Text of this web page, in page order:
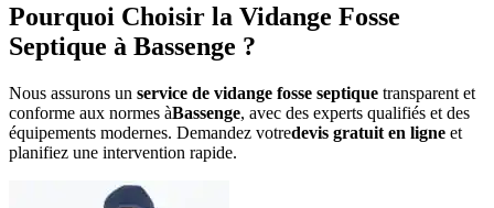
Pourquoi Choisir la Vidange Fosse
Septique à Bassenge ?
Nous assurons un service de vidange fosse septique transparent et
conforme aux normes àBassenge, avec des experts qualifiés et des
équipements modernes. Demandez votredevis gratuit en ligne et
planifiez une intervention rapide.